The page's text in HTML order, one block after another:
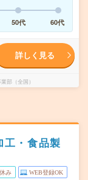
50代 60代
詳しく見る
部（全国）
工・食品製
み WEB登録OK